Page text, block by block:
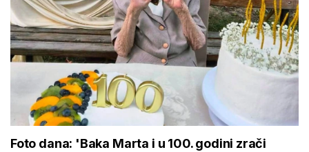
Foto dana: 'Baka Marta i u 100. godini zrači